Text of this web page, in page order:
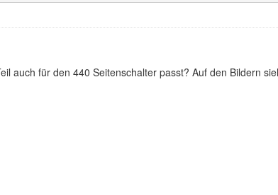
auch für den 440 Seitenschalter passt? Auf den Bildern